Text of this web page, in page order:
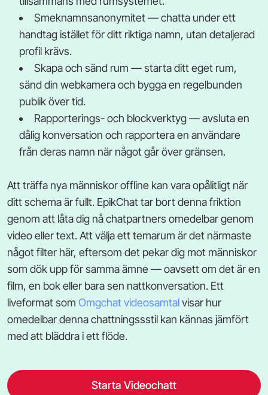
Smeknamnsanonymitet — chatta under ett
handtag istället för ditt riktiga namn, utan detaljerad
profil krävs.
Skapa och sänd rum — starta ditt eget rum,
sänd din webkamera och bygga en regelbunden
publik över tid.
Rapporterings- och blockverktyg — avsluta en
dålig konversation och rapportera en användare
från deras namn när något går över gränsen.
Att träffa nya människor offline kan vara opålitligt när
ditt schema är fullt. EpikChat tar bort denna friktion
genom att låta dig nå chatpartners omedelbar genom
video eller text. Att välja ett temarum är det närmaste
något filter här, eftersom det pekar dig mot människor
som dök upp för samma ämne — oavsett om det är en
film, en bok eller bara sen nattkonversation. Ett
liveformat som Omgchat videosamtalvisar hur
omedelbar denna chattningssstil kan kännas jämfört
med att bläddra i ett flöde.
Starta Videochatt